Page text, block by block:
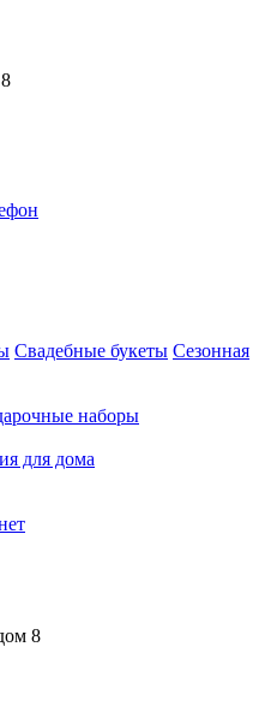
Свадебные букеты Сезонная
наборы
для дома
8